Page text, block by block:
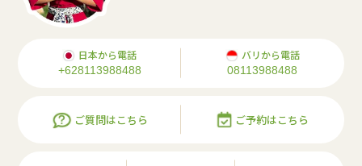
日本から電話
+628113988488
バリから電話
08113988488
ご質問はこちら ご予約はこちら